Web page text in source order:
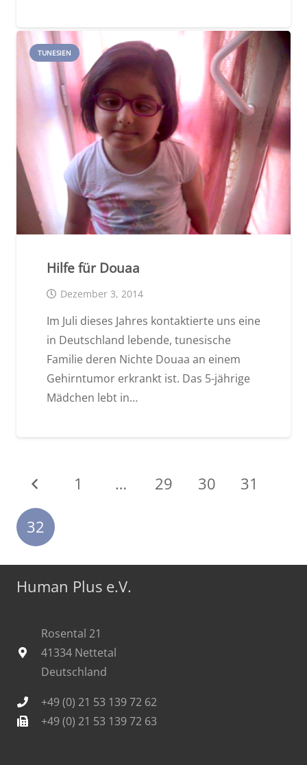
TUNESIEN
Hilfe für Douaa
Dezember 3, 2014
Im Juli dieses Jahres kontaktierte uns eine
in Deutschland lebende, tunesische
Familie deren Nichte Douaa an einem
Gehirntumor erkrankt ist. Das 5-jährige
Mädchen lebt in…
1 … 29 30 31
32
Human Plus e.V.
Rosental 21
41334 Nettetal
Deutschland
+49 (0) 21 53 139 72 62
+49 (0) 21 53 139 72 63